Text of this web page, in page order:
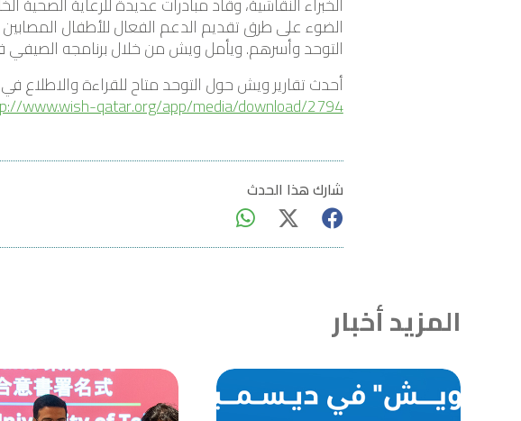
الضوء على طرق تقديم الدعم الفعال للأطفال المصابين
التوحد وأسرهم. ويأمل ويش من خلال برنامجه الصيفي
أحدث تقارير ويش حول التوحد متاح للقراءة والاطلاع
www.wish-qatar.org/app/media/download/2794
شارك هذا الحدث
المزيد أخبار